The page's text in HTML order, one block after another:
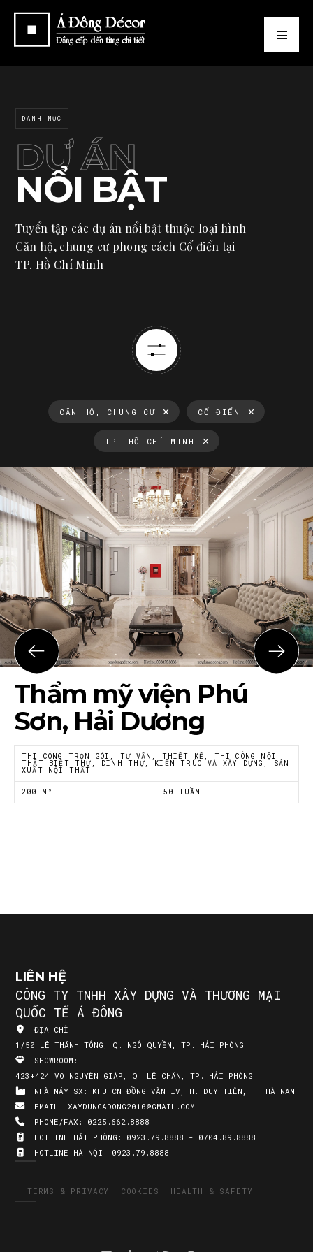
DANH MỤC
DỰ ÁN
NỔI BẬT
Tuyển tập các dự án nổi bật thuộc loại hình
Căn hộ, chung cư phong cách Cổ điển tại
TP. Hồ Chí Minh
CĂN HỘ, CHUNG CƯ CỔ ĐIỂN
TP. HỒ CHÍ MINH
Thẩm mỹ viện Phú
Sơn, Hải Dương
THI CÔNG TRỌN GÓI, TƯ VẤN, THIẾT KẾ, THI CÔNG NỘI
THẤT BIỆT THỰ, DINH THỰ, KIẾN TRÚC VÀ XÂY DỰNG, SẢN
XUẤT NỘI THẤT
200 M² 50 TUẦN
LIÊN HỆ
CÔNG TY TNHH XÂY DỰNG VÀ THƯƠNG MẠI
QUỐC TẾ Á ĐÔNG
ĐỊA CHỈ:
1/50 LÊ THÁNH TÔNG, Q. NGÔ QUYỀN, TP. HẢI PHÒNG
SHOWROOM:
423+424 VÕ NGUYÊN GIÁP, Q. LÊ CHÂN, TP. HẢI PHÒNG
NHÀ MÁY SX: KHU CN ĐỒNG VĂN IV, H. DUY TIÊN, T. HÀ NAM
EMAIL: XAYDUNGADONG2010@GMAIL.COM
PHONE/FAX: 0225.662.8888
HOTLINE HẢI PHÒNG: 0923.79.8888 - 0704.89.8888
HOTLINE HÀ NỘI: 0923.79.8888
TERMS & PRIVACY COOKIES HEALTH & SAFETY